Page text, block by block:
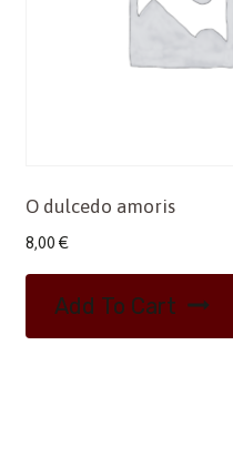
O dulcedo amoris
8,00 €
Add To Cart